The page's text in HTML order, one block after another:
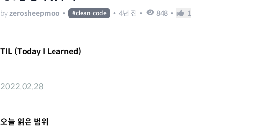
byzerosheepmoo • #clean-code • 4년 전 • 848 • 1
TIL (Today I Learned)
2022.02.28
오늘 읽은 범위